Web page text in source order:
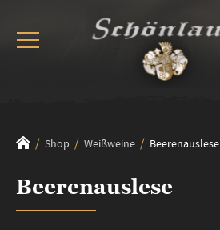
Shop Weißweine Beerenauslese
Beerenauslese